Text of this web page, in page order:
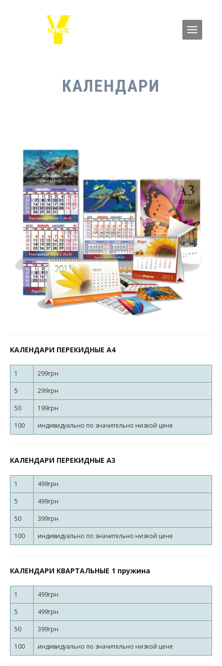
КАЛЕНДАРИ
КАЛЕНДАРИ ПЕРЕКИДНЫЕ А4
1 299грн
5 299грн
50 199грн
100 индивидуально по значительно низкой цене
КАЛЕНДАРИ ПЕРЕКИДНЫЕ А3
1 499грн
5 499грн
50 399грн
100 индивидуально по значительно низкой цене
КАЛЕНДАРИ КВАРТАЛЬНЫЕ 1 пружина
1 499грн
5 499грн
50 399грн
100 индивидуально по значительно низкой цене